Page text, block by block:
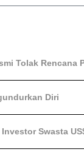
Tolak Rencana
Diri
Swasta